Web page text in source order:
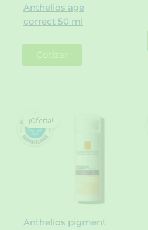
Anthelios age
correct 50 ml
Cotizar
Anthelios pigment
¡Oferta!